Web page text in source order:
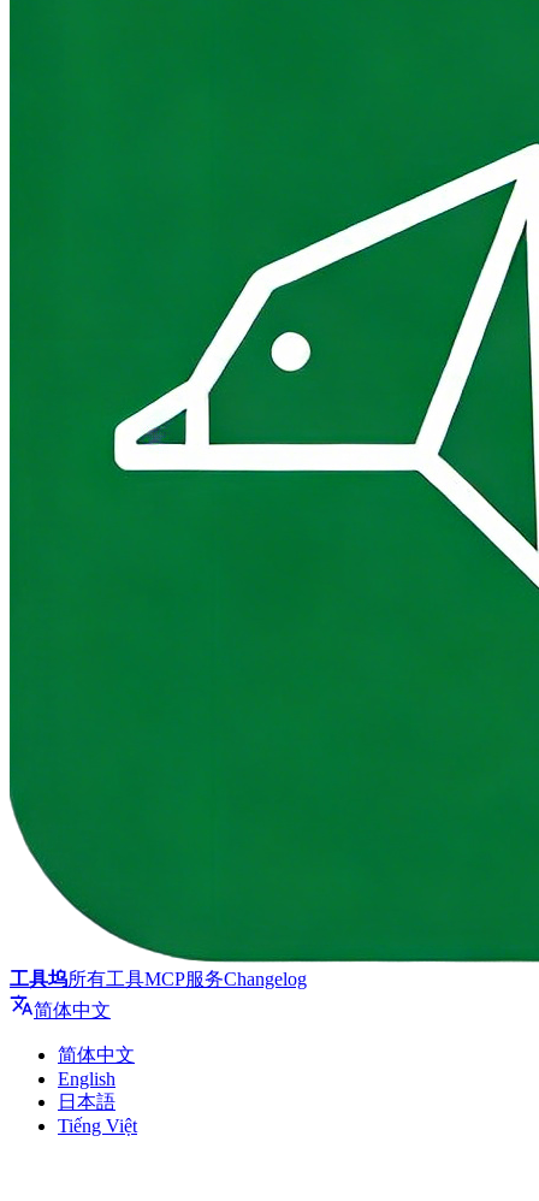
工具坞所有工具MCP服务Changelog
简体中文
简体中文
English
日本語
Tiếng Việt